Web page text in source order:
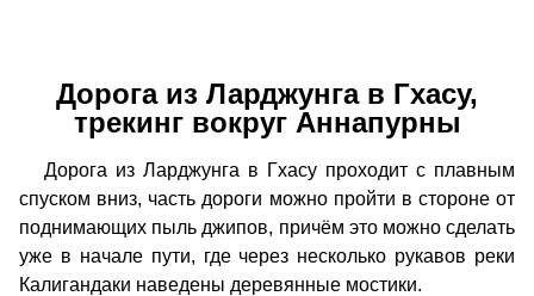
Дорога из Ларджунга в Гхасу,
трекинг вокруг Аннапурны
Дорога из Ларджунга в Гхасу проходит с плавным
спуском вниз, часть дороги можно пройти в стороне от
поднимающих пыль джипов, причём это можно сделать
уже в начале пути, где через несколько рукавов реки
Калигандаки наведены деревянные мостики.